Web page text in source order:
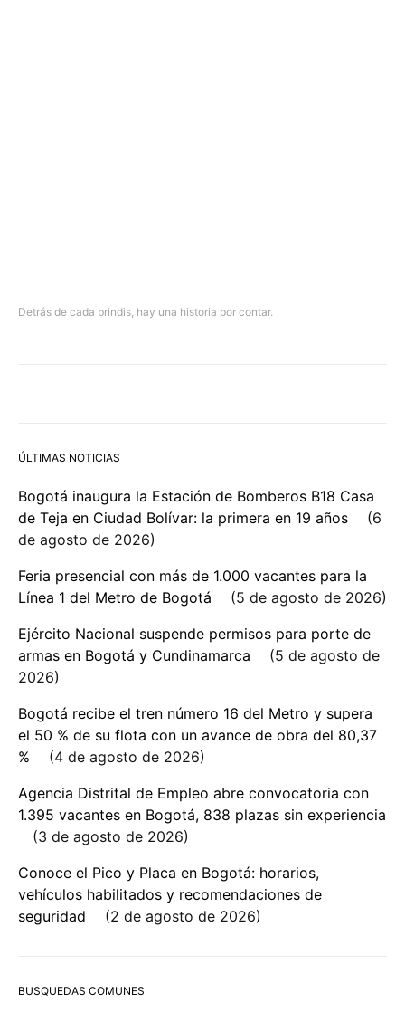
Detrás de cada brindis, hay una historia por contar.
ÚLTIMAS NOTICIAS
Bogotá inaugura la Estación de Bomberos B18 Casa
de Teja en Ciudad Bolívar: la primera en 19 años
6
de agosto de 2026
Feria presencial con más de 1.000 vacantes para la
Línea 1 del Metro de Bogotá
5 de agosto de 2026
Ejército Nacional suspende permisos para porte de
armas en Bogotá y Cundinamarca
5 de agosto de
2026
Bogotá recibe el tren número 16 del Metro y supera
el 50 % de su flota con un avance de obra del 80,37
%
4 de agosto de 2026
Agencia Distrital de Empleo abre convocatoria con
1.395 vacantes en Bogotá, 838 plazas sin experiencia
3 de agosto de 2026
Conoce el Pico y Placa en Bogotá: horarios,
vehículos habilitados y recomendaciones de
seguridad
2 de agosto de 2026
BUSQUEDAS COMUNES